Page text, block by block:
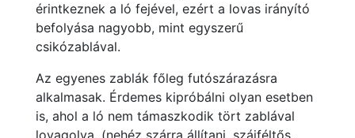
érintkeznek a ló fejével, ezért a lovas irányító
befolyása nagyobb, mint egyszerű
csikózablával.
Az egyenes zablák főleg futószárazásra
alkalmasak. Érdemes kipróbálni olyan esetben
is, ahol a ló nem támaszkodik tört zablával
lovagolva. (nehéz szárra állítani, szájféltős,